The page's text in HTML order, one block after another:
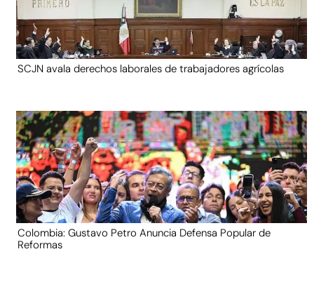
SCJN avala derechos laborales de trabajadores agrícolas
Colombia: Gustavo Petro Anuncia Defensa Popular de
Reformas